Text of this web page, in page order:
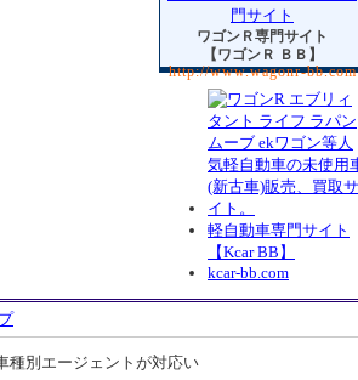
ワゴンＲ専門サイト
【ワゴンＲ ＢＢ】
http://www.wagonr-bb.com
軽自動車専門サイト
【Kcar BB】
kcar-bb.com
種別エージェントが対応い